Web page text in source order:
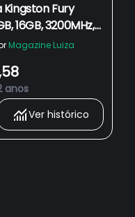
Fury
16GB, 3200MHz,
Preto -
Magazine Luiza
anos
Ver histórico